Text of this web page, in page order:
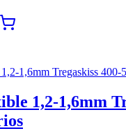
1,2-1,6mm